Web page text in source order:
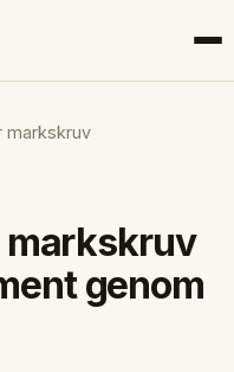
markskruv
markskruv
genom